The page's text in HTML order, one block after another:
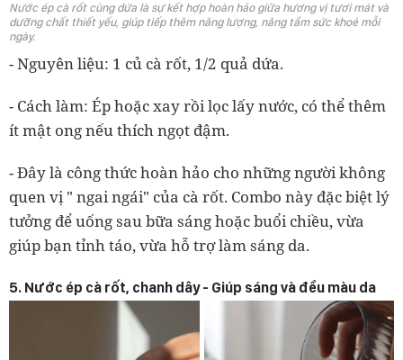
Nước ép cà rốt cùng dứa là sự kết hợp hoàn hảo giữa hương vị tươi mát và
dưỡng chất thiết yếu, giúp tiếp thêm năng lượng, nâng tầm sức khoẻ mỗi
ngày.
- Nguyên liệu: 1 củ cà rốt, 1/2 quả dứa.
- Cách làm: Ép hoặc xay rồi lọc lấy nước, có thể thêm
ít mật ong nếu thích ngọt đậm.
- Đây là công thức hoàn hảo cho những người không
quen vị " ngai ngái" của cà rốt. Combo này đặc biệt lý
tưởng để uống sau bữa sáng hoặc buổi chiều, vừa
giúp bạn tỉnh táo, vừa hỗ trợ làm sáng da.
5. Nước ép cà rốt, chanh dây - Giúp sáng và đều màu da